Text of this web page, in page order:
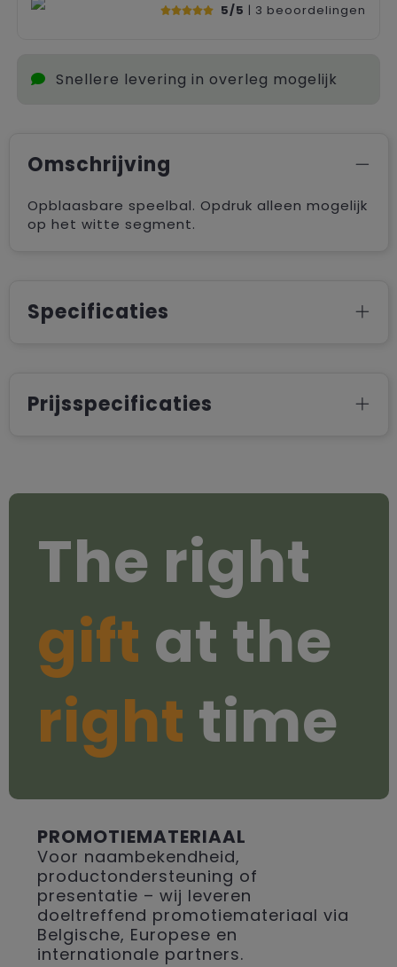
5/5 | 3 beoordelingen
Snellere levering in overleg mogelijk
Omschrijving
Opblaasbare speelbal. Opdruk alleen mogelijk
op het witte segment.
Specificaties
Prijsspecificaties
The right
gift at the
right time
PROMOTIEMATERIAAL
Voor naambekendheid,
productondersteuning of
presentatie – wij leveren
doeltreffend promotiemateriaal via
Belgische, Europese en
internationale partners.